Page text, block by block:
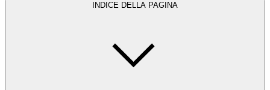
INDICE DELLA PAGINA